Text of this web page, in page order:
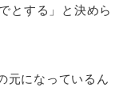
とする」と決めら
元になっているん